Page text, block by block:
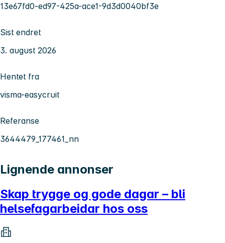
13e67fd0-ed97-425a-ace1-9d3d0040bf3e
Sist endret
3. august 2026
Hentet fra
visma-easycruit
Referanse
3644479_177461_nn
Lignende annonser
Skap trygge og gode dagar – bli
helsefagarbeidar hos oss